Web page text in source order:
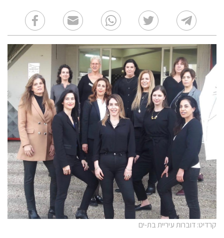
קרדיט: דוברות עיריית בת-ים